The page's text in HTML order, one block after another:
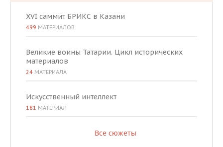
XVI саммит БРИКС в Казани
499 МАТЕРИАЛОВ
Великие воины Татарии. Цикл исторических
материалов
24 МАТЕРИАЛА
Искусственный интеллект
181 МАТЕРИАЛ
Все сюжеты